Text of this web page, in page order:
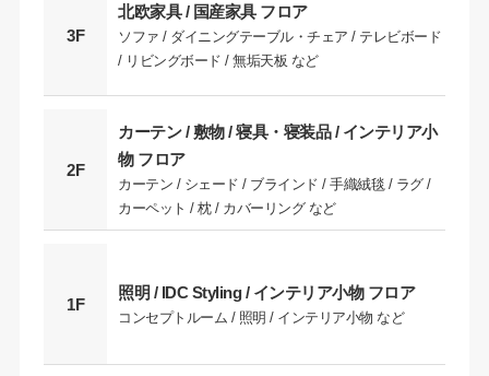
3F
北欧家具 / 国産家具 フロア
ソファ / ダイニングテーブル・チェア / テレビボード
/ リビングボード / 無垢天板 など
2F
カーテン / 敷物 / 寝具・寝装品 / インテリア小
物 フロア
カーテン / シェード / ブラインド / 手織絨毯 / ラグ /
カーペット / 枕 / カバーリング など
1F
照明 / IDC Styling / インテリア小物 フロア
コンセプトルーム / 照明 / インテリア小物 など